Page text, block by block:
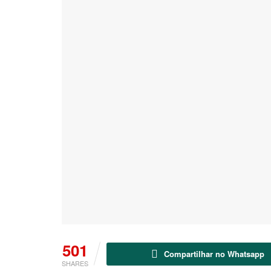
501
SHARES
Compartilhar no Whatsapp